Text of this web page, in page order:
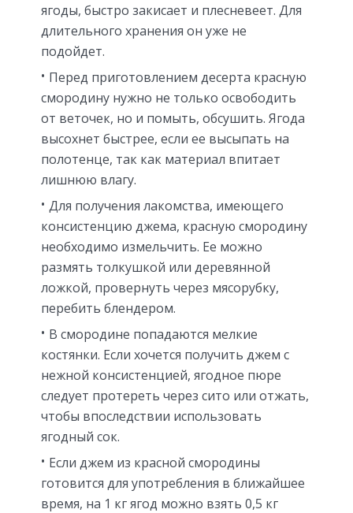
ягоды, быстро закисает и плесневеет. Для
длительного хранения он уже не
подойдет.
Перед приготовлением десерта красную
смородину нужно не только освободить
от веточек, но и помыть, обсушить. Ягода
высохнет быстрее, если ее высыпать на
полотенце, так как материал впитает
лишнюю влагу.
Для получения лакомства, имеющего
консистенцию джема, красную смородину
необходимо измельчить. Ее можно
размять толкушкой или деревянной
ложкой, провернуть через мясорубку,
перебить блендером.
В смородине попадаются мелкие
костянки. Если хочется получить джем с
нежной консистенцией, ягодное пюре
следует протереть через сито или отжать,
чтобы впоследствии использовать
ягодный сок.
Если джем из красной смородины
готовится для употребления в ближайшее
время, на 1 кг ягод можно взять 0,5 кг